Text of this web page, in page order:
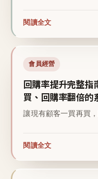
閱讀全文
會員經營
回購率提升完整指
買、回購率翻倍的
讓現有顧客一買再買
閱讀全文